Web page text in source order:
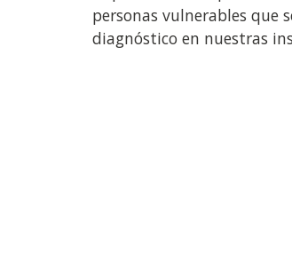
personas vulnerables que
diagnóstico en nuestras